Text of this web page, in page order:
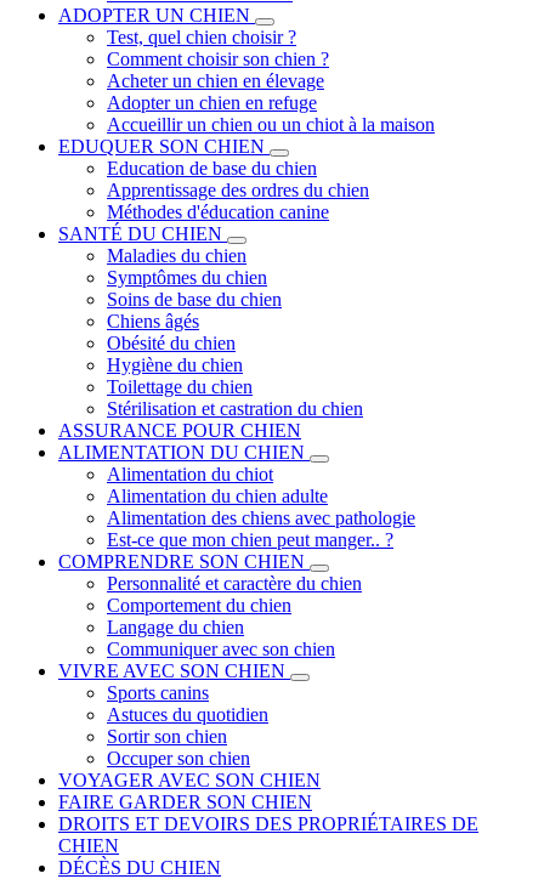
ADOPTER UN CHIEN
Test, quel chien choisir ?
Comment choisir son chien ?
Acheter un chien en élevage
Adopter un chien en refuge
Accueillir un chien ou un chiot à la maison
EDUQUER SON CHIEN
Education de base du chien
Apprentissage des ordres du chien
Méthodes d'éducation canine
SANTÉ DU CHIEN
Maladies du chien
Symptômes du chien
Soins de base du chien
Chiens âgés
Obésité du chien
Hygiène du chien
Toilettage du chien
Stérilisation et castration du chien
ASSURANCE POUR CHIEN
ALIMENTATION DU CHIEN
Alimentation du chiot
Alimentation du chien adulte
Alimentation des chiens avec pathologie
Est-ce que mon chien peut manger.. ?
COMPRENDRE SON CHIEN
Personnalité et caractère du chien
Comportement du chien
Langage du chien
Communiquer avec son chien
VIVRE AVEC SON CHIEN
Sports canins
Astuces du quotidien
Sortir son chien
Occuper son chien
VOYAGER AVEC SON CHIEN
FAIRE GARDER SON CHIEN
DROITS ET DEVOIRS DES PROPRIÉTAIRES DE
CHIEN
DÉCÈS DU CHIEN